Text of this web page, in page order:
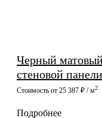
Черный
стеновой панели
Стоимость от 25 387 ₽ / м2
Подробнее